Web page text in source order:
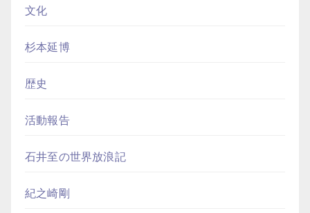
文化
杉本延博
歴史
活動報告
石井至の世界放浪記
紀之崎剛